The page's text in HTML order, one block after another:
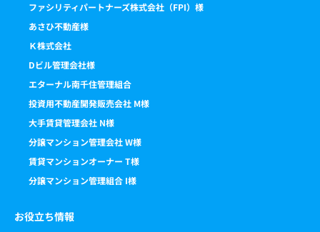
ファシリティパートナーズ株式会社（FPI）様
あさひ不動産様
Ｋ株式会社
Dビル管理会社様
エターナル南千住管理組合
投資用不動産開発販売会社 M様
大手賃貸管理会社 N様
分譲マンション管理会社 W様
賃貸マンションオーナー T様
分譲マンション管理組合 I様
お役立ち情報